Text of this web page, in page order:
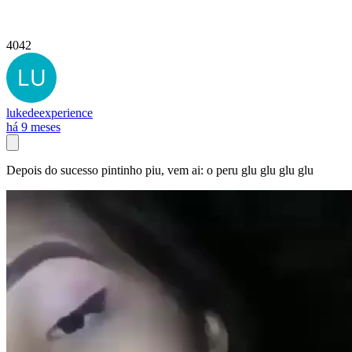
4042
lukedeexperience
há 9 meses
Depois do sucesso pintinho piu, vem ai: o peru glu glu glu glu